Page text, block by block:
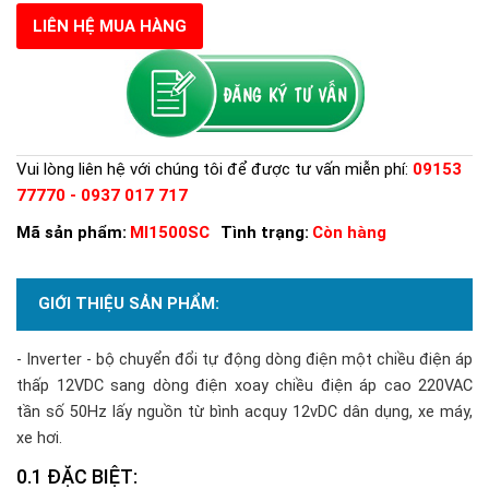
LIÊN HỆ MUA HÀNG
Vui lòng liên hệ với chúng tôi để được tư vấn miễn phí: 09153
77770 - 0937 017 717
Mã sản phẩm: MI1500SC Tình trạng: Còn hàng
GIỚI THIỆU SẢN PHẨM:
- Inverter - bộ chuyển đổi tự động dòng điện một chiều điện áp
thấp 12VDC sang dòng điện xoay chiều điện áp cao 220VAC
tần số 50Hz lấy nguồn từ bình acquy 12vDC dân dụng, xe máy,
xe hơi.
ĐẶC BIỆT: